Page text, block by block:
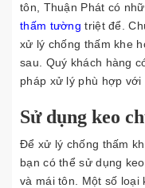
tôn, Thuận Phát có
thấm tường triệt để.
xử lý chống thấm khe
sau. Quý khách hàng
pháp xử lý phù hợp
Sử dụng keo
Để xử lý chống thấm
bạn có thể sử dụng
và mái tôn. Một số loại